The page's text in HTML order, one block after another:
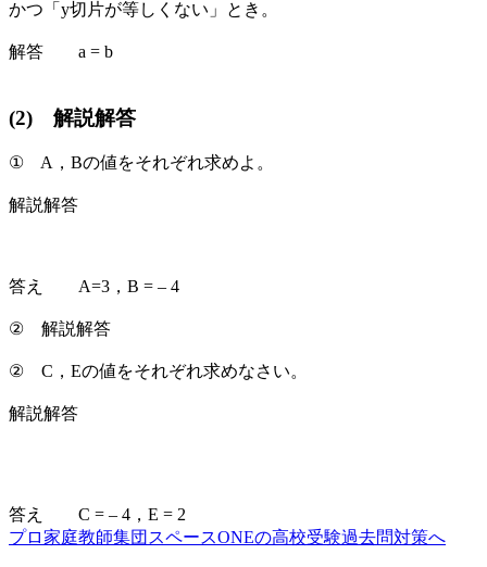
かつ「y切片が等しくない」とき。
解答 a = b
(2) 解説解答
① A，Bの値をそれぞれ求めよ。
解説解答
答え A=3，B = – 4
② 解説解答
② C，Eの値をそれぞれ求めなさい。
解説解答
答え C = – 4，E = 2
プロ家庭教師集団スペースONEの高校受験過去問対策へ